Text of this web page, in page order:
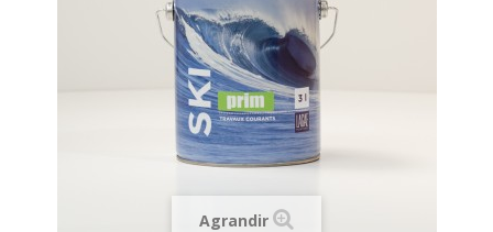
Agrandir